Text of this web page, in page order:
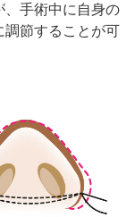
、手術中に自身の
調節することが可